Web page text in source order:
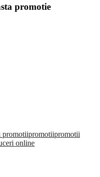
promotie
promotiipromotiipromotii
online